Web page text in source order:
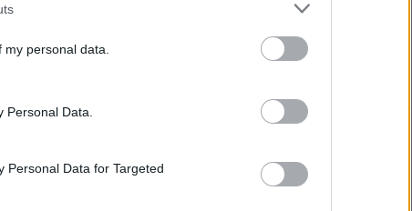
personal data.
Data.
Personal Data for Targeted